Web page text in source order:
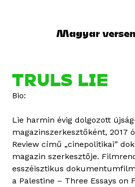
Magyar
TRULS LIE
Bio:
Lie harmin évig dolgozott
magazinszerkesztőként, 2017
Review című „cinepolitikai”
magazin szerkesztője.
esszéisztikus
a Palestine – Three Essays on